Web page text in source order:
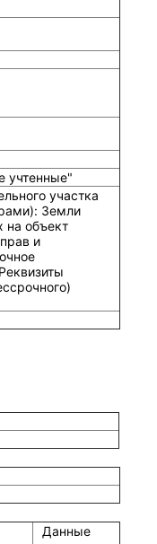
учтенные"
участка
Земли
на объект
и
Данные